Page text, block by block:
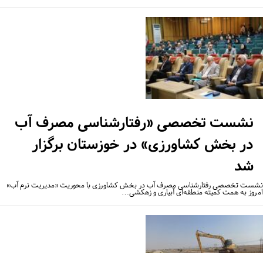
نشست تخصصی «رفتارشناسی مصرف آب
در بخش کشاورزی» در خوزستان برگزار
شد
تخصصی رفتارشناسی مصرف آب در بخش کشاورزی با محوریت «مدیریت نرم آب»
به همت کمیته منطقه‌ای آبیاری و زهکشی…